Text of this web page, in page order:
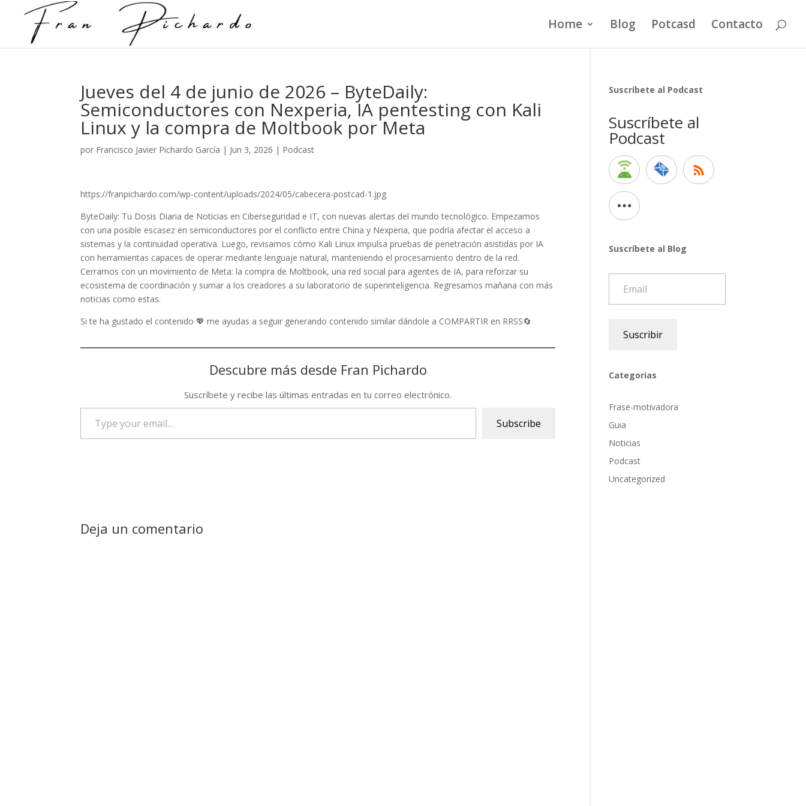
Home Blog Potcasd Contacto
Jueves del 4 de junio de 2026 – ByteDaily:
Semiconductores con Nexperia, IA pentesting con Kali
Linux y la compra de Moltbook por Meta
por Francisco Javier Pichardo García | Jun 3, 2026 | Podcast
https://franpichardo.com/wp-content/uploads/2024/05/cabecera-postcad-1.jpg
ByteDaily: Tu Dosis Diaria de Noticias en Ciberseguridad e IT, con nuevas alertas del mundo tecnológico. Empezamos
con una posible escasez en semiconductores por el conflicto entre China y Nexperia, que podría afectar el acceso a
sistemas y la continuidad operativa. Luego, revisamos cómo Kali Linux impulsa pruebas de penetración asistidas por IA
con herramientas capaces de operar mediante lenguaje natural, manteniendo el procesamiento dentro de la red.
Cerramos con un movimiento de Meta: la compra de Moltbook, una red social para agentes de IA, para reforzar su
ecosistema de coordinación y sumar a los creadores a su laboratorio de superinteligencia. Regresamos mañana con más
noticias como estas.
Si te ha gustado el contenido 💖 me ayudas a seguir generando contenido similar dándole a COMPARTIR en RRSS🔄
Descubre más desde Fran Pichardo
Suscríbete y recibe las últimas entradas en tu correo electrónico.
your
email…
Subscribe
Deja un comentario
Suscríbete al Podcast
Suscríbete al
Podcast
Suscríbete al Blog
Suscribir
Categorias
Frase-motivadora
Guia
Noticias
Podcast
Uncategorized